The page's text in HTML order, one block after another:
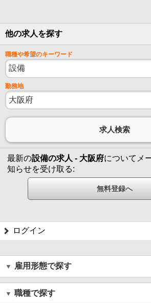
他の求人を探す
職種や希望のキーワード
勤務地
最新の設備の求人 - 大阪府についてメ
知らせを受け取る:
ログイン
雇用形態で探す
職種で探す